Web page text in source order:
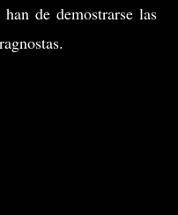
de demostrarse las